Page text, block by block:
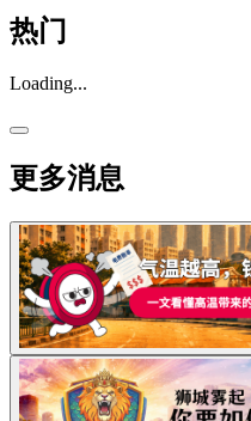
热门
Loading...
更多消息